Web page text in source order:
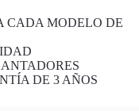
CADA MODELO DE
DE 3 AÑOS